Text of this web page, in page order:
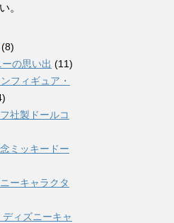
。
(8)
の思い出 (11)
フィギュア・
社製ドールコ
ミッキードー
ーキャラクタ
ィズニーキャ